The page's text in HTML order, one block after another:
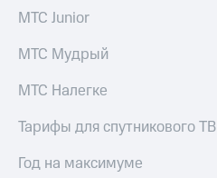
Приложения
КИОН
КИОН
Строки
Live
онлайн
на связь
С картой
Деньги
Накопления
МТС Junior
МТС Мудрый
МТС Налегке
Тарифы для спутникового ТВ
Год на максимуме